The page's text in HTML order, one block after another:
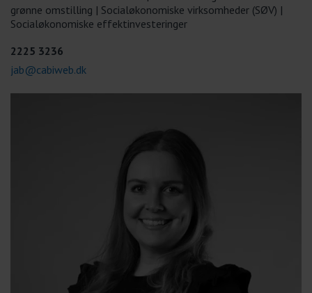
grønne omstilling | Socialøkonomiske virksomheder (SØV) |
Socialøkonomiske effektinvesteringer
2225 3236
jab@cabiweb.dk